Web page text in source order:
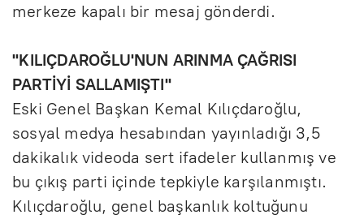
merkeze kapalı bir mesaj gönderdi.
''KILIÇDAROĞLU'NUN ARINMA ÇAĞRISI
PARTİYİ SALLAMIŞTI''
Eski Genel Başkan Kemal Kılıçdaroğlu,
sosyal medya hesabından yayınladığı 3,5
dakikalık videoda sert ifadeler kullanmış ve
bu çıkış parti içinde tepkiyle karşılanmıştı.
Kılıçdaroğlu, genel başkanlık koltuğunu